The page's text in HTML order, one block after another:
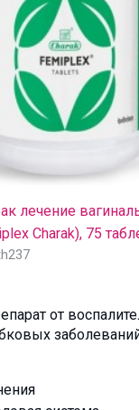
лечение
Charak), 75
от